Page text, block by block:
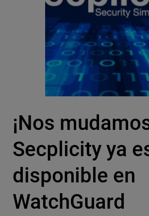
¡Nos
Secplicity ya
disponible en
WatchGuard